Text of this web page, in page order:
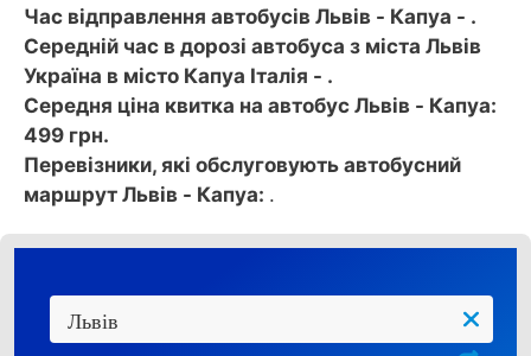
Час відправлення автобусів Львів - Капуа - .
Середній час в дорозі автобуса з міста Львів
Україна в місто Капуа Італія - .
Середня ціна квитка на автобус Львів - Капуа:
499 грн.
Перевізники, які обслуговують автобусний
маршрут Львів - Капуа: .